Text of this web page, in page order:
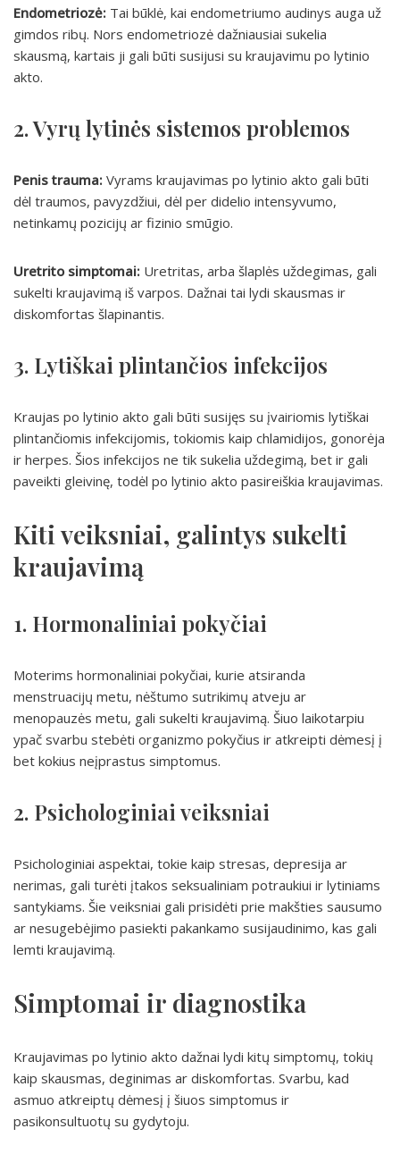
Endometriozė: Tai būklė, kai endometriumo audinys auga už
gimdos ribų. Nors endometriozė dažniausiai sukelia
skausmą, kartais ji gali būti susijusi su kraujavimu po lytinio
akto.
2. Vyrų lytinės sistemos problemos
Penis trauma: Vyrams kraujavimas po lytinio akto gali būti
dėl traumos, pavyzdžiui, dėl per didelio intensyvumo,
netinkamų pozicijų ar fizinio smūgio.
Uretrito simptomai: Uretritas, arba šlaplės uždegimas, gali
sukelti kraujavimą iš varpos. Dažnai tai lydi skausmas ir
diskomfortas šlapinantis.
3. Lytiškai plintančios infekcijos
Kraujas po lytinio akto gali būti susijęs su įvairiomis lytiškai
plintančiomis infekcijomis, tokiomis kaip chlamidijos, gonorėja
ir herpes. Šios infekcijos ne tik sukelia uždegimą, bet ir gali
paveikti gleivinę, todėl po lytinio akto pasireiškia kraujavimas.
Kiti veiksniai, galintys sukelti
kraujavimą
1. Hormonaliniai pokyčiai
Moterims hormonaliniai pokyčiai, kurie atsiranda
menstruacijų metu, nėštumo sutrikimų atveju ar
menopauzės metu, gali sukelti kraujavimą. Šiuo laikotarpiu
ypač svarbu stebėti organizmo pokyčius ir atkreipti dėmesį į
bet kokius neįprastus simptomus.
2. Psichologiniai veiksniai
Psichologiniai aspektai, tokie kaip stresas, depresija ar
nerimas, gali turėti įtakos seksualiniam potraukiui ir lytiniams
santykiams. Šie veiksniai gali prisidėti prie makšties sausumo
ar nesugebėjimo pasiekti pakankamo susijaudinimo, kas gali
lemti kraujavimą.
Simptomai ir diagnostika
Kraujavimas po lytinio akto dažnai lydi kitų simptomų, tokių
kaip skausmas, deginimas ar diskomfortas. Svarbu, kad
asmuo atkreiptų dėmesį į šiuos simptomus ir
pasikonsultuotų su gydytoju.